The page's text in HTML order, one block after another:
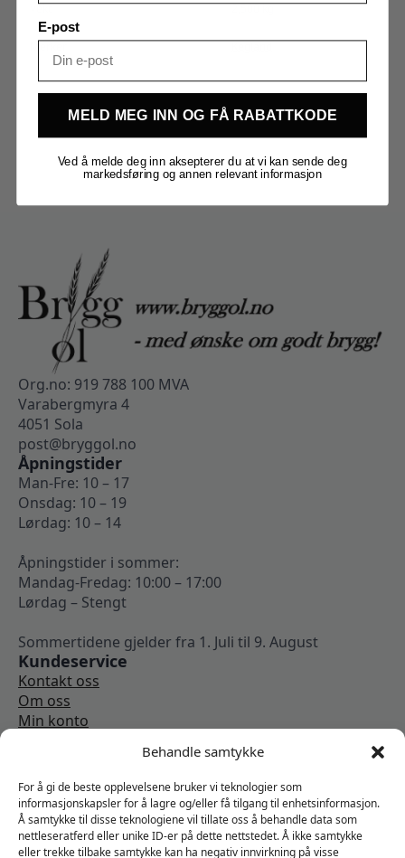
Behandle samtykke
For å gi de beste opplevelsene bruker vi teknologier som
informasjonskapsler for å lagre og/eller få tilgang til enhetsinformasjon.
Å samtykke til disse teknologiene vil tillate oss å behandle data som
nettleseratferd eller unike ID-er på dette nettstedet. Å ikke samtykke
eller trekke tilbake samtykke kan ha negativ innvirkning på visse
Vekt 2,500 kg
Merker Kegland
Org.no: 919 788 100 MVA
Varabergmyra 4
4051 Sola
post@bryggol.no
Åpningstider
Man-Fre: 10 – 17
Onsdag: 10 – 19
Lørdag: 10 – 14
Åpningstider i sommer:
Mandag-Fredag: 10:00 – 17:00
Lørdag – Stengt
Sommertidene gjelder fra 1. Juli til 9. August
Kundeservice
Kontakt oss
Om oss
Min konto
Vi er sosiale
E-post
MELD MEG INN OG FÅ RABATTKODE
Ved å melde deg inn aksepterer du at vi kan sende deg
markedsføring og annen relevant informasjon